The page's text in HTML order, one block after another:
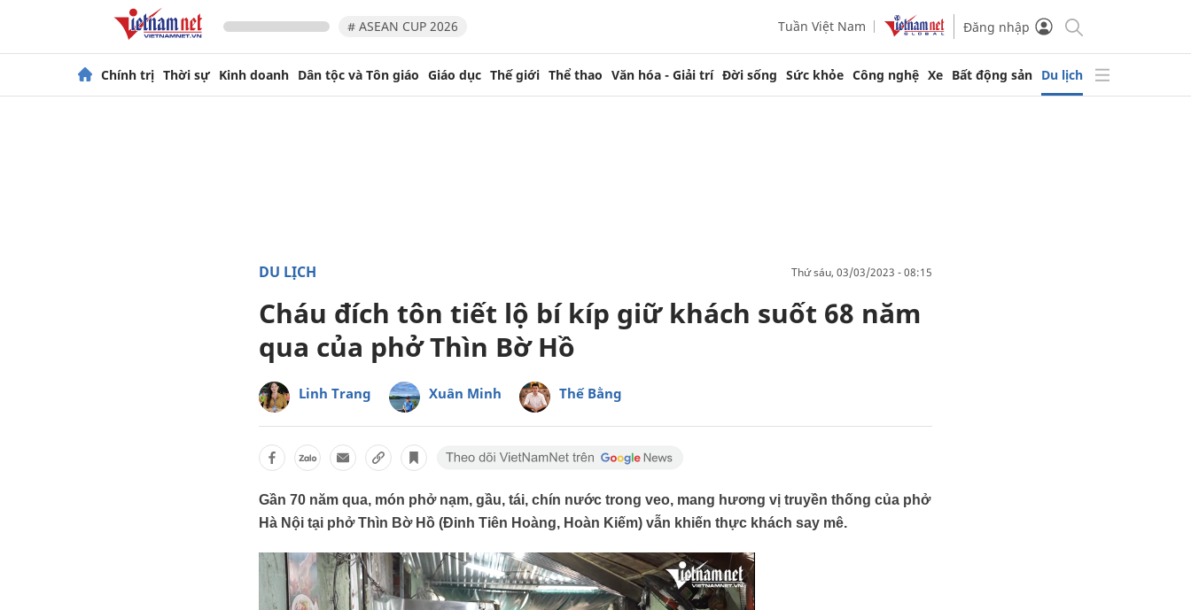
# ASEAN CUP 2026 Tuần Việt Nam Đăng nhập
Chính trị Thời sự Kinh doanh Dân tộc và Tôn giáo Giáo dục Thế giới Thể thao Văn hóa - Giải trí Đời sống Sức khỏe Công nghệ Xe Bất động sản Du lịch
DU LỊCH thứ sáu, 03/03/2023 - 08:15
Cháu đích tôn tiết lộ bí kíp giữ khách suốt 68 năm
qua của phở Thìn Bờ Hồ
Linh Trang Xuân Minh Thế Bằng
Gần 70 năm qua, món phở nạm, gầu, tái, chín nước trong veo, mang hương vị truyền thống của phở
Hà Nội tại phở Thìn Bờ Hồ (Đinh Tiên Hoàng, Hoàn Kiếm) vẫn khiến thực khách say mê.